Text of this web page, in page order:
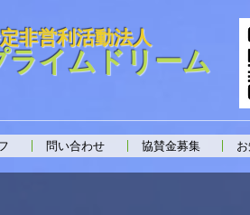
非営利活動法人
ライムドリーム
問い合わせ 協賛金募集